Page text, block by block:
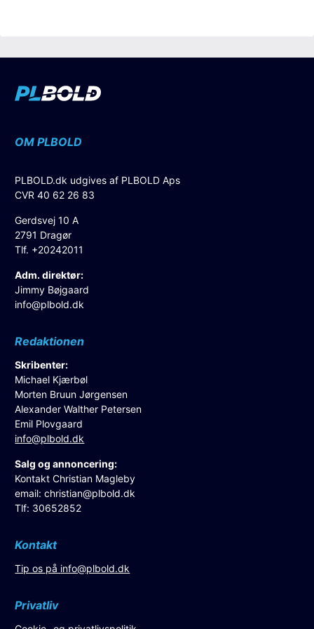
OM PLBOLD
PLBOLD.dk udgives af PLBOLD Aps
CVR 40 62 26 83
Gerdsvej 10 A
2791 Dragør
Tlf. +20242011
Adm. direktør:
Jimmy Bøjgaard
info@plbold.dk
Redaktionen
Skribenter:
Michael Kjærbøl
Morten Bruun Jørgensen
Alexander Walther Petersen
Emil Plovgaard
info@plbold.dk
Salg og annoncering:
Kontakt Christian Magleby
email:christian@plbold.dk
Tlf: 30652852
Kontakt
Tip os på info@plbold.dk
Privatliv